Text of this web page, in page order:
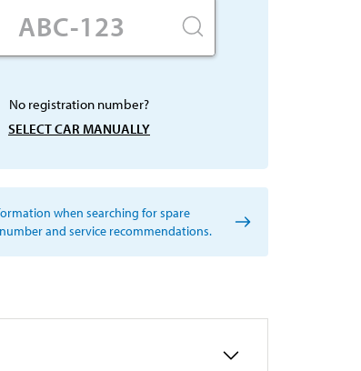
No registration number?
SELECT CAR MANUALLY
when searching for spare
and service recommendations.